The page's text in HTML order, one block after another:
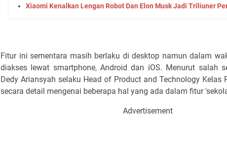
Xiaomi Kenalkan Lengan Robot Dan Elon Musk Jadi Triliuner
Fitur ini sementara masih berlaku di desktop namun dalam
diakses lewat smartphone, Android dan iOS. Menurut salah
Dedy Ariansyah selaku Head of Product and Technology Kelas
secara detail mengenai beberapa hal yang ada dalam fitur
Advertisement